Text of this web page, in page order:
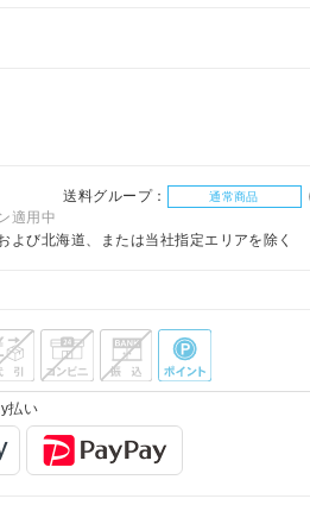
送料グループ： 通常商品
適用中
よび北海道、または当社指定エリアを除く
払い